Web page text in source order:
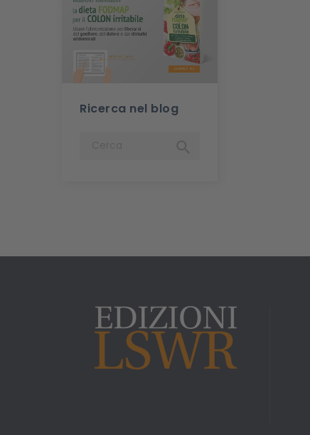
Ricerca nel blog